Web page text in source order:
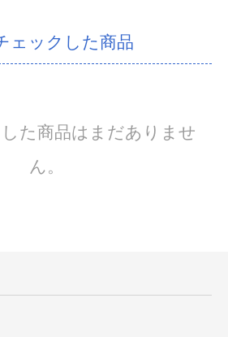
ェックした商品
た商品はまだありませ
ん。